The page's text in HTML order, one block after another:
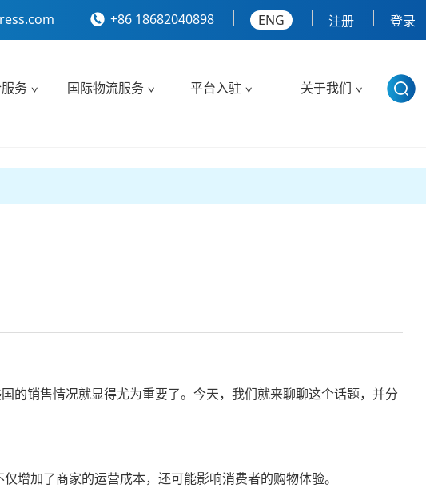
+86 18682040898 ENG 注册 登录
务 国际物流服务 平台入驻 关于我们
的销售情况就显得尤为重要了。今天，我们就来聊聊这个话题，并分
增加了商家的运营成本，还可能影响消费者的购物体验。